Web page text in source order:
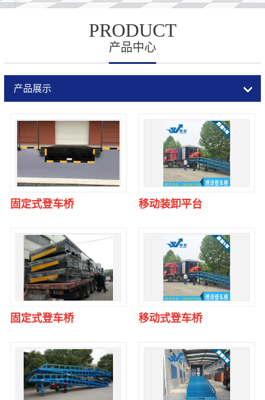
PRODUCT
产品中心
产品展示
固定式登车桥 移动装卸平台
固定式登车桥 移动式登车桥